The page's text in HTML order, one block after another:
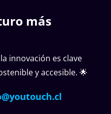
más
innovación es clave
y accesible. 🌟